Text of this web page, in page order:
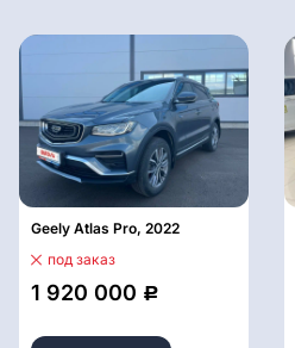
Geely Atlas Pro, 2022
под заказ
1 920 000 Р